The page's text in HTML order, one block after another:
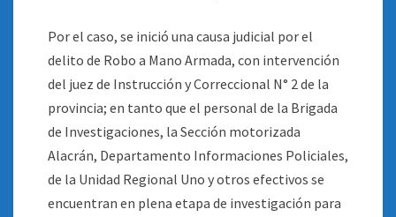
Por el caso, se inició una causa judicial por el
delito de Robo a Mano Armada, con intervención
del juez de Instrucción y Correccional N° 2 de la
provincia; en tanto que el personal de la Brigada
de Investigaciones, la Sección motorizada
Alacrán, Departamento Informaciones Policiales,
de la Unidad Regional Uno y otros efectivos se
encuentran en plena etapa de investigación para